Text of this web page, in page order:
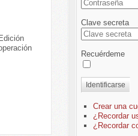
Clave secreta
Recuérdeme
Identificarse
Crear una
¿Recordar
¿Recordar